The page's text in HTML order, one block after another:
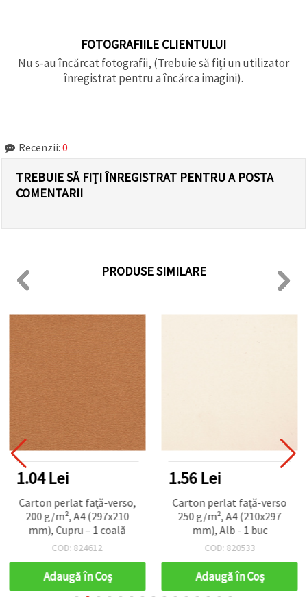
FOTOGRAFIILE CLIENTULUI
Nu s-au încărcat fotografii, (Trebuie să fiți un utilizator
înregistrat pentru a încărca imagini).
Recenzii: 0
TREBUIE SĂ FIȚI ÎNREGISTRAT PENTRU A POSTA
COMENTARII
PRODUSE SIMILARE
1.04 Lei
Carton perlat față-verso,
200 g/m², A4 (297x210
mm), Cupru – 1 coală
COD: 824612
Adaugă în Coş
1.56 Lei
Carton perlat față-verso
250 g/m², A4 (210x297
mm), Alb - 1 buc
COD: 820533
Adaugă în Coş